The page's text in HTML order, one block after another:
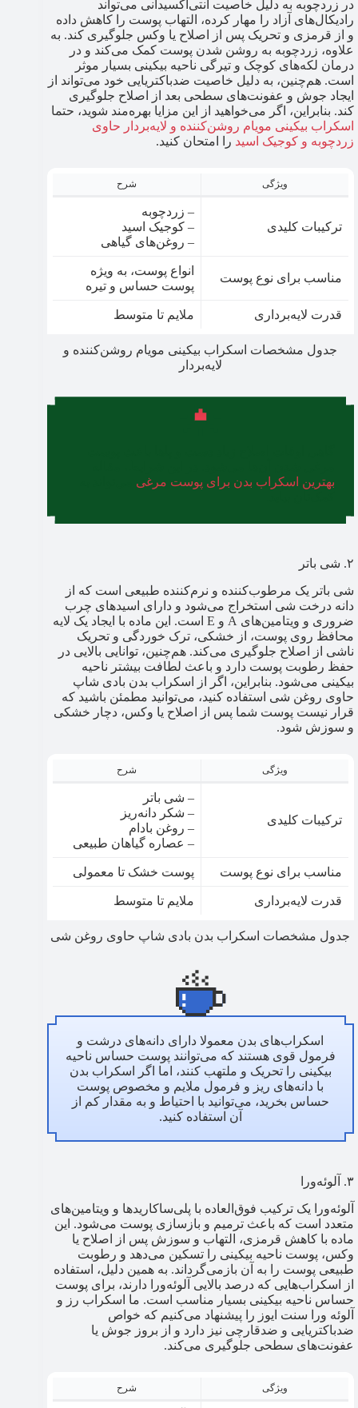
در زردچوبه به دلیل خاصیت آنتی‌اکسیدانی می‌تواند
رادیکال‌های آزاد را مهار کرده، التهاب پوست را کاهش داده
و از قرمزی و تحریک پس از اصلاح یا وکس جلوگیری کند. به
علاوه، زردچوبه به روشن شدن پوست کمک می‌کند و در
درمان لکه‌های کوچک و تیرگی ناحیه بیکینی بسیار موثر
است. هم‌چنین، به دلیل خاصیت ضدباکتریایی خود می‌تواند از
ایجاد جوش و عفونت‌های سطحی بعد از اصلاح جلوگیری
کند. بنابراین، اگر می‌خواهید از این مزایا بهره‌مند شوید، حتما
اسکراب بیکینی مویام روشن‌کننده و لایه‌بردار حاوی
زردچوبه و کوجیک اسید را امتحان کنید.
ویژگی شرح
ترکیبات کلیدی
– زردچوبه
– کوجیک اسید
– روغن‌های گیاهی
مناسب برای نوع پوست
انواع پوست، به ویژه
پوست حساس و تیره
قدرت لایه‌برداری ملایم تا متوسط
جدول مشخصات اسکراب بیکینی مویام روشن‌کننده و
لایه‌بردار
بهترین اسکراب بدن برای پوست مرغی
۲. شی باتر
شی باتر یک مرطوب‌کننده و نرم‌کننده طبیعی است که از
دانه درخت شی استخراج می‌شود و دارای اسیدهای چرب
ضروری و ویتامین‌های A و E است. این ماده با ایجاد یک لایه
محافظ روی پوست، از خشکی، ترک خوردگی و تحریک
ناشی از اصلاح جلوگیری می‌کند. هم‌چنین، توانایی بالایی در
حفظ رطوبت پوست دارد و باعث لطافت بیشتر ناحیه
بیکینی می‌شود. بنابراین، اگر از اسکراب بدن بادی شاپ
حاوی روغن شی استفاده کنید، می‌توانید مطمئن باشید که
قرار نیست پوست شما پس از اصلاح یا وکس، دچار خشکی
و سوزش شود.
ویژگی شرح
ترکیبات کلیدی
– شی باتر
– شکر دانه‌ریز
– روغن بادام
– عصاره گیاهان طبیعی
مناسب برای نوع پوست پوست خشک تا معمولی
قدرت لایه‌برداری ملایم تا متوسط
جدول مشخصات اسکراب بدن بادی شاپ حاوی روغن شی
اسکراب‌های بدن معمولا دارای دانه‌های درشت و
فرمول قوی هستند که می‌توانند پوست حساس ناحیه
بیکینی را تحریک و ملتهب کنند، اما اگر اسکراب بدن
با دانه‌های ریز و فرمول ملایم و مخصوص پوست
حساس بخرید، می‌توانید با احتیاط و به مقدار کم از
آن استفاده کنید.
۳. آلوئه‌ورا
آلوئه‌ورا یک ترکیب فوق‌العاده با پلی‌ساکاریدها و ویتامین‌های
متعدد است که باعث ترمیم و بازسازی پوست می‌شود. این
ماده با کاهش قرمزی، التهاب و سوزش پس از اصلاح یا
وکس، پوست ناحیه بیکینی را تسکین می‌دهد و رطوبت
طبیعی پوست را به آن بازمی‌گرداند. به همین دلیل، استفاده
از اسکراب‌هایی که درصد بالایی آلوئه‌ورا دارند، برای پوست‌
حساس ناحیه بیکینی بسیار مناسب است. ما اسکراب رز و
آلوئه ورا سنت ایوز را پیشنهاد می‌کنیم که خواص
ضدباکتریایی و ضدقارچی نیز دارد و از بروز جوش یا
عفونت‌های سطحی جلوگیری می‌کند.
ویژگی شرح